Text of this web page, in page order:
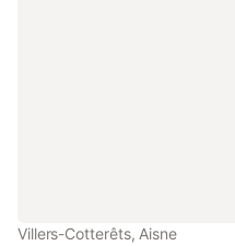
Villers-Cotterêts, Aisne